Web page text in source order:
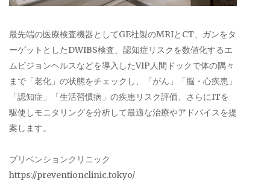
最先端の医療検査機器としてGE社製のMRIとCT、ガンをタ
ーゲットとしたDWIBS検査、認知症リスクを数値化するエ
ムビジョンヘルスなどを導入したVIP人間ドックで体の隅々
まで「老化」の状態をチェックし、「がん」「脳・心疾患」
「認知症」「生活習慣病」の疾患リスク評価、さらにITを
駆使しモニタリングを分析して最適な治療やアドバイスを提
案します。
プリベンションクリニック
https://preventionclinic.tokyo/